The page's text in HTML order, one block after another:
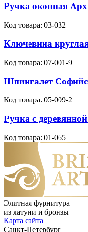
Ручка оконная
Код товара: 03-032
Ключевина
Код товара: 07-001-9
Шпингалет
Код товара: 05-009-2
Ручка с
Код товара: 01-065
Элитная фурнитура
из латуни и бронзы
Карта сайта
Санкт-Петербург